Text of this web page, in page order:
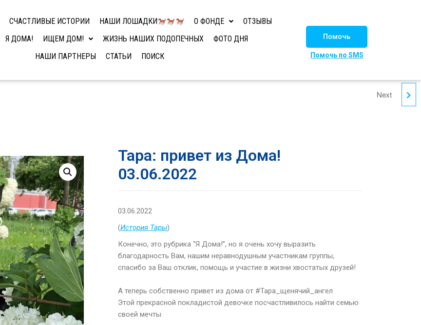
СЧАСТЛИВЫЕ ИСТОРИИ НАШИ ЛОШАДКИ О ФОНДЕ
ОТЗЫВЫ
Я ДОМА! ИЩЕМ ДОМ! ЖИЗНЬ НАШИХ ПОДОПЕЧНЫХ
ФОТО ДНЯ
НАШИ ПАРТНЕРЫ
СТАТЬИ ПОИСК
Помочь
Помочь по SMS
МАРФА - ДОМА!!!Next
Тара: привет из Дома!
03.06.2022
03.06.2022
(История Тары)
Конечно, это рубрика “Я Дома!”, но я очень хочу выразить
благодарность Вам, нашим неравнодушным участникам группы,
спасибо за Ваш отклик, помощь и участие в жизни хвостатых друзей!
А теперь собственно привет из дома от #Тара_щенячий_ангел
Этой прекрасной покладистой девочке посчастливилось найти семью
своей мечты